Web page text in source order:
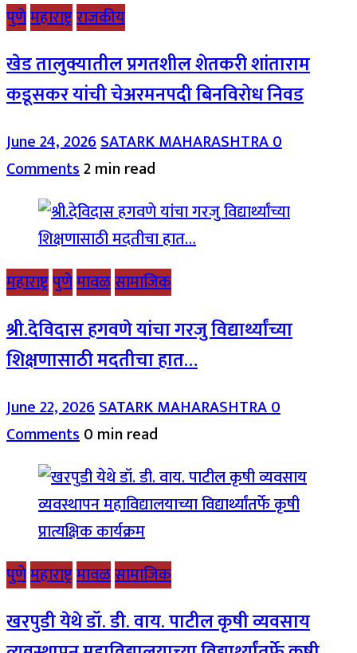
पुणेमहाराष्ट्रराजकीय
खेड तालुक्यातील प्रगतशील शेतकरी शांताराम
कडूसकर यांची चेअरमनपदी बिनविरोध निवड
June 24, 2026SATARK MAHARASHTRA0
Comments2 min read
महाराष्ट्रपुणेमावळसामाजिक
श्री.देविदास हगवणे यांचा गरजु विद्यार्थ्यांच्या
शिक्षणासाठी मदतीचा हात…
June 22, 2026SATARK MAHARASHTRA0
Comments0 min read
पुणेमहाराष्ट्रमावळसामाजिक
खरपुडी येथे डॉ. डी. वाय. पाटील कृषी व्यवसाय